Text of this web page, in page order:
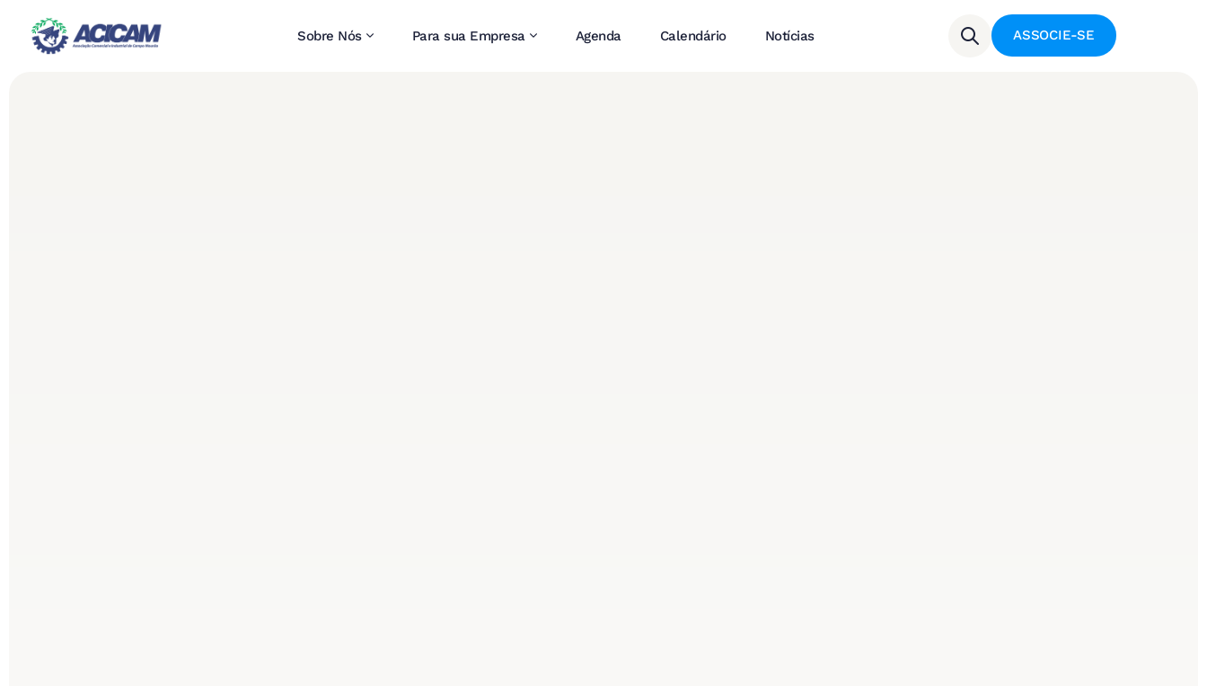
Sobre Nós Para sua Empresa Agenda Calendário Notícias ASSOCIE-SE